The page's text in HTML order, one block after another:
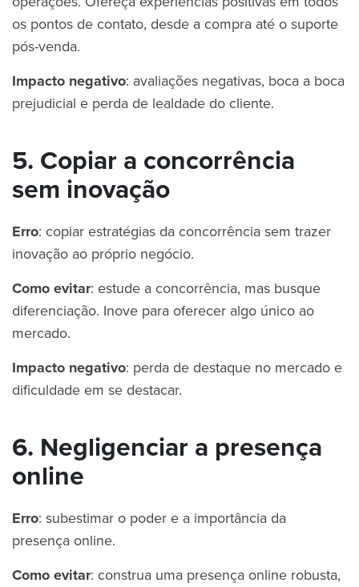
os pontos de contato, desde a compra até o suporte
pós-venda.
Impacto negativo: avaliações negativas, boca a boca
prejudicial e perda de lealdade do cliente.
5. Copiar a concorrência
sem inovação
Erro: copiar estratégias da concorrência sem trazer
inovação ao próprio negócio.
Como evitar: estude a concorrência, mas busque
diferenciação. Inove para oferecer algo único ao
mercado.
Impacto negativo: perda de destaque no mercado e
dificuldade em se destacar.
6. Negligenciar a presença
online
Erro: subestimar o poder e a importância da
presença online.
Como evitar: construa uma presença online robusta,